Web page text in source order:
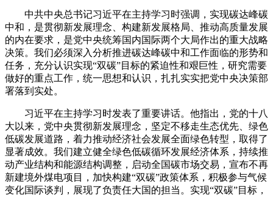
中共中央总书记习近平在主持学习时强调，实现碳达峰碳
中和，是贯彻新发展理念、构建新发展格局、推动高质量发展
的内在要求，是党中央统筹国内国际两个大局作出的重大战略
决策。我们必须深入分析推进碳达峰碳中和工作面临的形势和
任务，充分认识实现“双碳”目标的紧迫性和艰巨性，研究需要
做好的重点工作，统一思想和认识，扎扎实实把党中央决策部
署落到实处。
习近平在主持学习时发表了重要讲话。他指出，党的十八
大以来，党中央贯彻新发展理念，坚定不移走生态优先、绿色
低碳发展道路，着力推动经济社会发展全面绿色转型，取得了
显著成效。我们建立健全绿色低碳循环发展经济体系，持续推
动产业结构和能源结构调整，启动全国碳市场交易，宣布不再
新建境外煤电项目，加快构建“双碳”政策体系，积极参与气候
变化国际谈判，展现了负责任大国的担当。实现“双碳”目标，